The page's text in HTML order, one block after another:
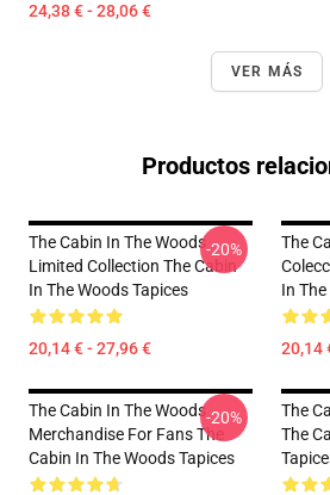
24,38 € - 28,06 €
VER MÁS
Productos
The Cabin In The Woods
Limited Collection The Cabin
In The Woods Tapices
20,14 € - 27,96 €
-20%
The
In
20,14
The Cabin In The Woods
Merchandise For Fans The
Cabin In The Woods Tapices
-20%
The
The